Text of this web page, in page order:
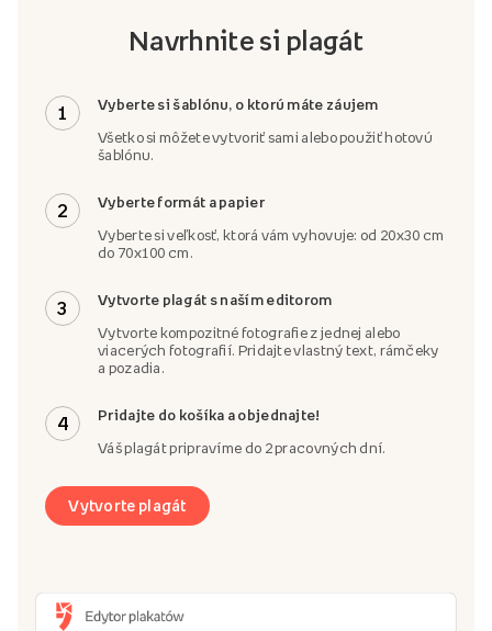
Navrhnite si plagát
1 Vyberte si šablónu, o ktorú máte záujem
Všetko si môžete vytvoriť sami alebo použiť hotovú
šablónu.
2 Vyberte formát a papier
Vyberte si veľkosť, ktorá vám vyhovuje: od 20x30 cm
do 70x100 cm.
3 Vytvorte plagát s naším editorom
Vytvorte kompozitné fotografie z jednej alebo
viacerých fotografií. Pridajte vlastný text, rámčeky
a pozadia.
4 Pridajte do košíka a objednajte!
Váš plagát pripravíme do 2 pracovných dní.
Vytvorte plagát